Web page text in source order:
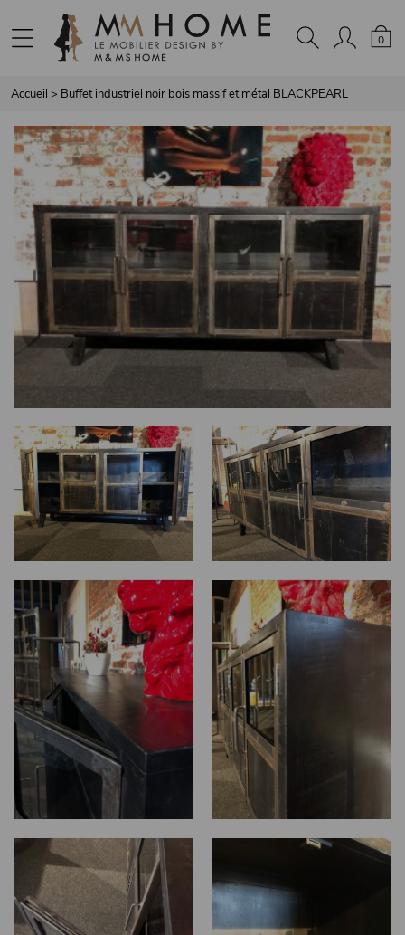
0
Accueil > Buffet industriel noir bois massif et métal BLACKPEARL
Panneau de gestion des cookies